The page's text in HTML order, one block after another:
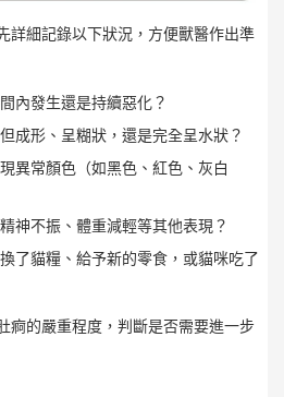
詳細記錄以下狀況，方便獸醫作出準
內發生還是持續惡化？
成形、呈糊狀，還是完全呈水狀？
異常顏色（如黑色、紅色、灰白
神不振、體重減輕等其他表現？
換了貓糧、給予新的零食，或貓咪吃了
痾的嚴重程度，判斷是否需要進一步